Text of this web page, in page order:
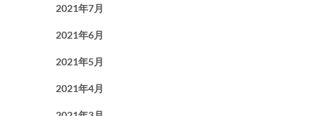
2021年7月
2021年6月
2021年5月
2021年4月